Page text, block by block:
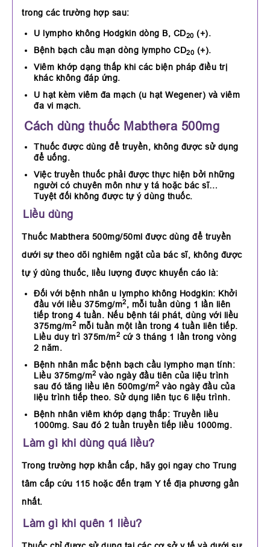
trong các trường hợp sau:
U lympho không Hodgkin dòng B, CD20 (+).
Bệnh bạch cầu mạn dòng lympho CD20 (+).
Viêm khớp dạng thấp khi các biện pháp điều trị
khác không đáp ứng.
U hạt kèm viêm đa mạch (u hạt Wegener) và viêm
đa vi mạch.
Cách dùng thuốc Mabthera 500mg
Thuốc được dùng để truyền, không được sử dụng
để uống.
Việc truyền thuốc phải được thực hiện bởi những
người có chuyên môn như y tá hoặc bác sĩ…
Tuyệt đối không được tự ý dùng thuốc.
Liều dùng
Thuốc Mabthera 500mg/50ml được dùng để truyền
dưới sự theo dõi nghiêm ngặt của bác sĩ, không được
tự ý dùng thuốc, liều lượng được khuyến cáo là:
Đối với bệnh nhân u lympho không Hodgkin: Khởi
đầu với liều 375mg/m2, mỗi tuần dùng 1 lần liên
tiếp trong 4 tuần. Nếu bệnh tái phát, dùng với liều
375mg/m2 mỗi tuần một lần trong 4 tuần liên tiếp.
Liều duy trì 375m/m2 cứ 3 tháng 1 lần trong vòng
2 năm.
Bệnh nhân mắc bệnh bạch cầu lympho mạn tính:
Liều 375mg/m2 vào ngày đầu tiên của liệu trình
sau đó tăng liều lên 500mg/m2 vào ngày đầu của
liệu trình tiếp theo. Sử dụng liên tục 6 liệu trình.
Bệnh nhân viêm khớp dạng thấp: Truyền liều
1000mg. Sau đó 2 tuần truyền tiếp liều 1000mg.
Làm gì khi dùng quá liều?
Trong trường hợp khẩn cấp, hãy gọi ngay cho Trung
tâm cấp cứu 115 hoặc đến trạm Y tế địa phương gần
nhất.
Làm gì khi quên 1 liều?